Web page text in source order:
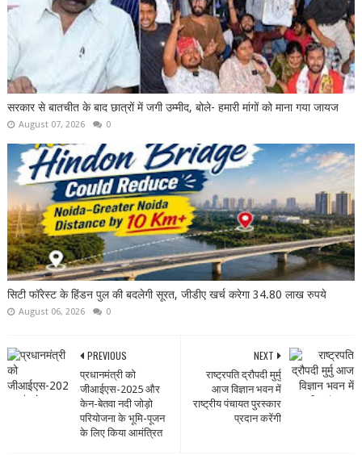
सरकार से बातचीत के बाद छात्रों में जगी उम्मीद, बोले- हमारी मांगों को माना गया जायज
August 07, 2026 0
सिटी फॉरेस्ट के हिंडन पुल की बदलेगी सूरत, जीडीए खर्च करेगा 34.80 लाख रुपये
August 06, 2026 0
NEXT
राष्‍ट्रपति द्रौपदी मुर्मु
आज विज्ञान भवन में
राष्‍ट्रीय पंचायत पुरस्‍कार
प्रदान करेंगी
PREVIOUS
प्रधानमंत्री को
जीआईएस-2025 और
केन-बेतवा नदी जोड़ो
परियोजना के भूमि-पूजन
के लिए किया आमंत्रित